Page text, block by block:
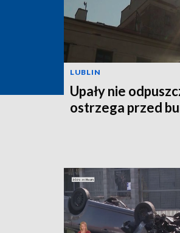
LUBLIN
Upały nie
ostrzega przed